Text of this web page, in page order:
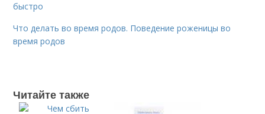
быстро
Что делать во время родов. Поведение роженицы во
время родов
Читайте также